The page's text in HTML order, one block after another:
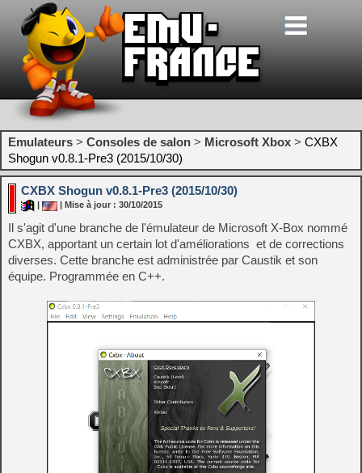
Emulateurs > Consoles de salon > Microsoft Xbox > CXBX
Shogun v0.8.1-Pre3 (2015/10/30)
CXBX Shogun v0.8.1-Pre3 (2015/10/30)
| Mise à jour : 30/10/2015
Il s'agit d'une branche de l'émulateur de Microsoft X-Box nommé
CXBX, apportant un certain lot d'améliorations et de corrections
diverses. Cette branche est administrée par Caustik et son
équipe. Programmée en C++.